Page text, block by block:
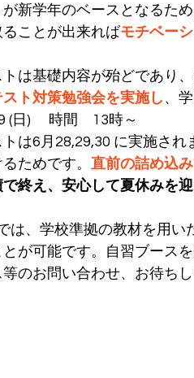
新学年のベースとなるた
ることが出来ればモチベー
は基礎内容が殆どであり
ト対策勉強会を実施し 、
19 (日) 　時間　13時～
は6月28,29,30 に実施され
ためです。 直前の詰め込
終え、安心して夏休みを
は、学校準拠の教材を用い
が可能です。自習ブース
のお問い合わせ、お待ちし